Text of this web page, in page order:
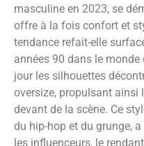
masculine en 2023, se
offre à la fois confort et
tendance refait-elle
années 90 dans le
jour les silhouettes
oversize, propulsant ainsi
devant de la scène. Ce
du hip-hop et du grunge,
les influenceurs, le